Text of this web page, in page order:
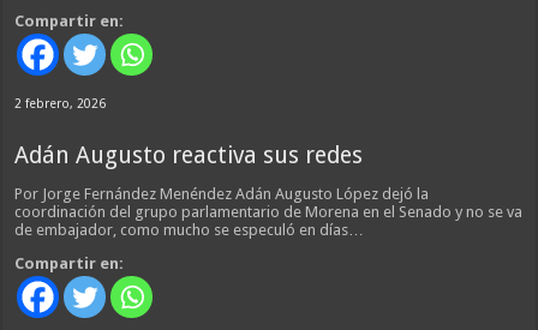
Compartir en:
2 febrero, 2026
Adán Augusto reactiva sus redes
Por Jorge Fernández Menéndez Adán Augusto López dejó la
coordinación del grupo parlamentario de Morena en el Senado y no se va
de embajador, como mucho se especuló en días…
Compartir en: